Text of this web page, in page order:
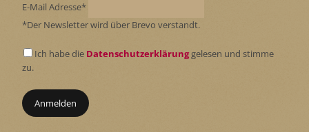
E-Mail Adresse*
*Der Newsletter wird über Brevo verstandt.
Ich habe die Datenschutzerklärunggelesen und stimme
zu.